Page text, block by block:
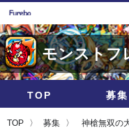
モンストフ
TOP 募集
TOP 募集 神槍無双の